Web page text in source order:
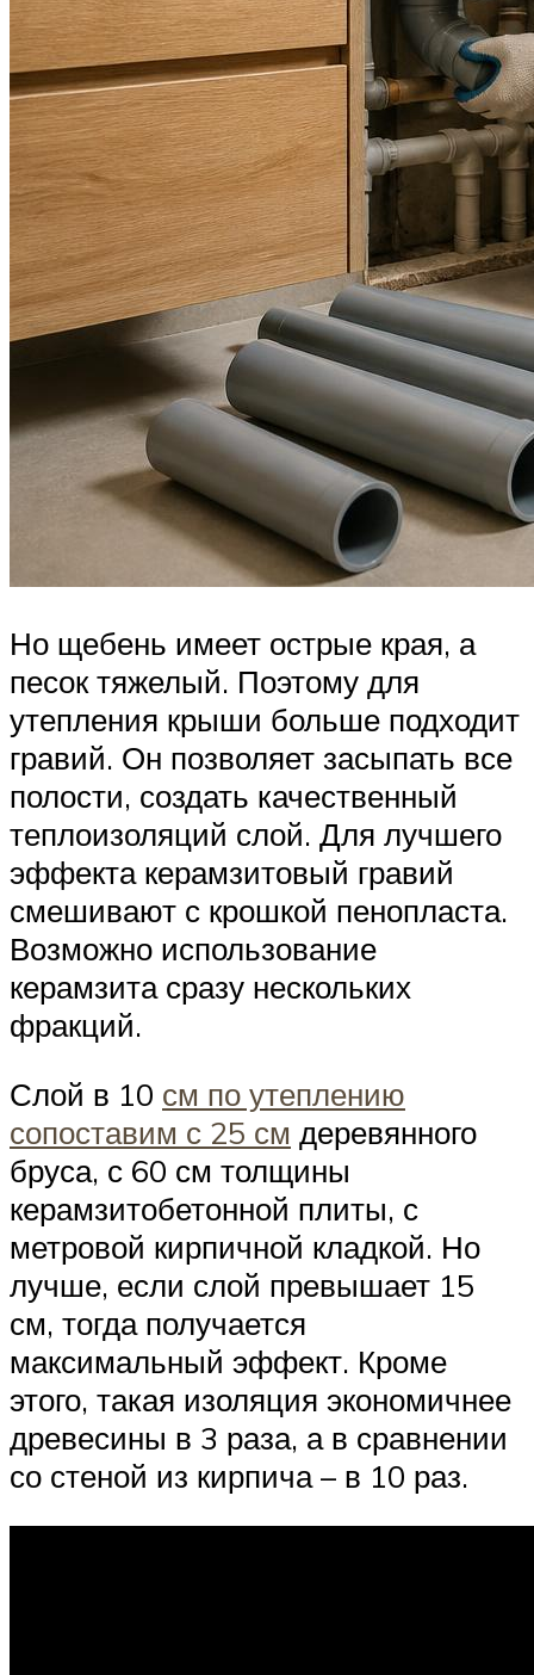
Но щебень имеет острые края, а
песок тяжелый. Поэтому для
утепления крыши больше подходит
гравий. Он позволяет засыпать все
полости, создать качественный
теплоизоляций слой. Для лучшего
эффекта керамзитовый гравий
смешивают с крошкой пенопласта.
Возможно использование
керамзита сразу нескольких
фракций.
Слой в 10 см по утеплению
сопоставим с 25 см деревянного
бруса, с 60 см толщины
керамзитобетонной плиты, с
метровой кирпичной кладкой. Но
лучше, если слой превышает 15
см, тогда получается
максимальный эффект. Кроме
этого, такая изоляция экономичнее
древесины в 3 раза, а в сравнении
со стеной из кирпича – в 10 раз.